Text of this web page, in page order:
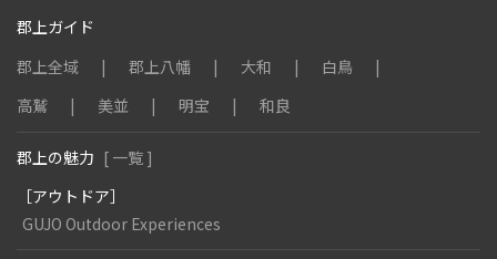
郡上ガイド
郡上全域
郡上八幡 大和
白鳥
高鷲
美並 明宝 和良
郡上の魅力 [ 一覧 ]
［アウトドア］
GUJO Outdoor Experiences